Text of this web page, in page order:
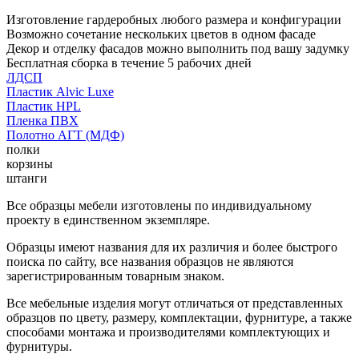
Изготовление гардеробных любого размера и конфигурации
Возможно сочетание нескольких цветов в одном фасаде
Декор и отделку фасадов можно выполнить под вашу задумку
Бесплатная сборка в течение 5 рабочих дней
ЛДСП
Пластик Alvic Luxe
Пластик HPL
Пленка ПВХ
Полотно АГТ (МДФ)
полки
корзины
штанги
Все образцы мебели изготовлены по индивидуальному
проекту в единственном экземпляре.
Образцы имеют названия для их различия и более быстрого
поиска по сайту, все названия образцов не являются
зарегистрированным товарным знаком.
Все мебельные изделия могут отличаться от представленных
образцов по цвету, размеру, комплектации, фурнитуре, а также
способами монтажа и производителями комплектующих и
фурнитуры.